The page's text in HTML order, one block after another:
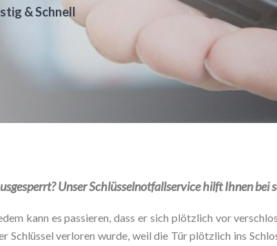
& Schnell
Unser Schlüsselnotfallservice hilft Ihnen bei
kann es passieren, dass er sich plötzlich vor
Schlüssel verloren wurde, weil die Tür plötzlich ins